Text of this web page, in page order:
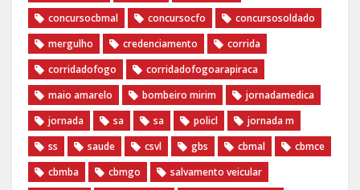
concursocbmal
concursocfo
concursosoldado
mergulho
credenciamento
corrida
corridadofogo
corridadofogoarapiraca
maio amarelo
bombeiro mirim
jornadamedica
jornada
sa sa policl
jornada m
ss
saude csvl gbs cbmal
cbmce
cbmba
cbmgo
salvamento veicular